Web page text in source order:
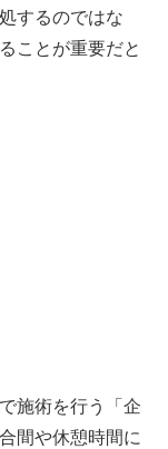
するのではな
ことが重要だと
施術を行う「企
間や休憩時間に